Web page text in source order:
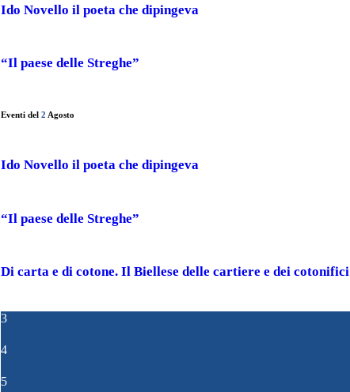
Ido Novello il poeta che dipingeva
“Il paese delle Streghe”
Eventi del 2 Agosto
Ido Novello il poeta che dipingeva
“Il paese delle Streghe”
Di carta e di cotone. Il Biellese delle cartiere e dei cotonifici
3
4
5